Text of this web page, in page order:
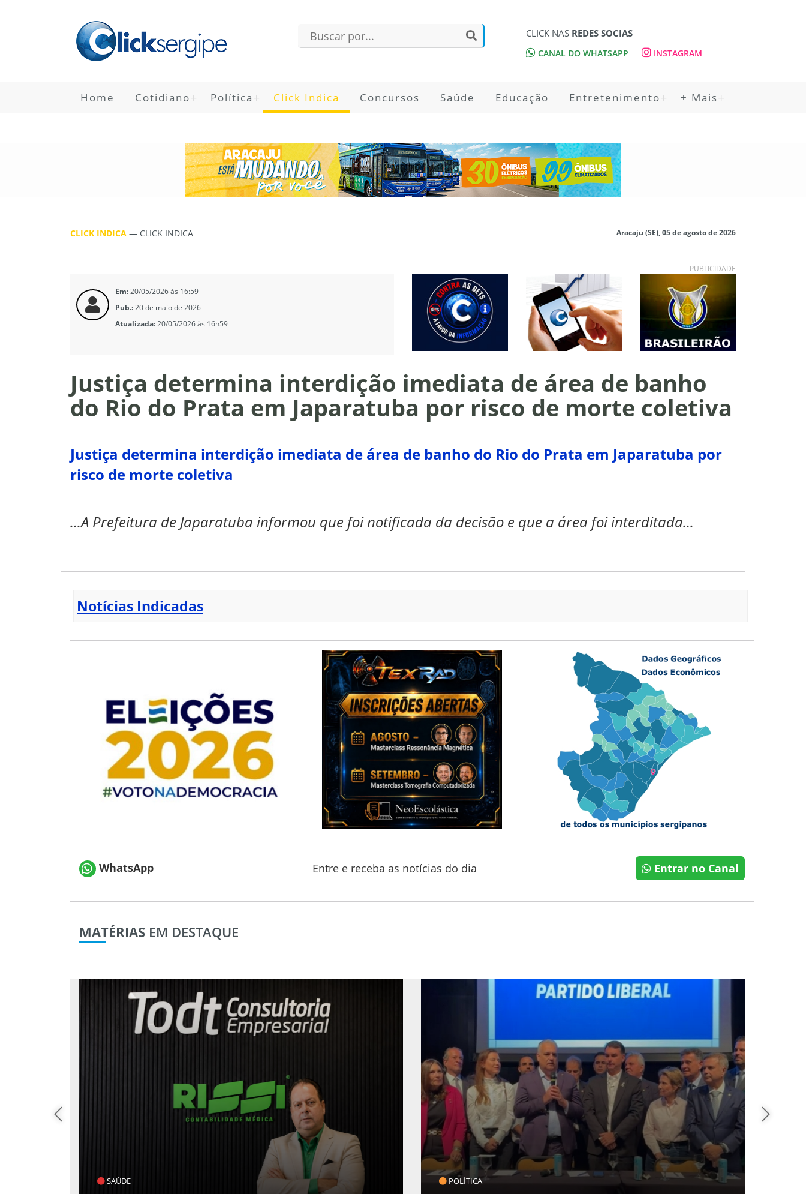
CLICK NAS REDES SOCIAS
CANAL DO WHATSAPP INSTAGRAM
Home Cotidiano Política Click Indica Concursos Saúde Educação Entretenimento + Mais
CLICK INDICA — CLICK INDICA Aracaju (SE), 05 de agosto de 2026
PUBLICIDADE
Em:20/05/2026 às 16:59
Pub.:20 de maio de 2026
Atualizada:20/05/2026 às 16h59
Justiça determina interdição imediata de área de banho
do Rio do Prata em Japaratuba por risco de morte coletiva
Justiça determina interdição imediata de área de banho do Rio do Prata em Japaratuba por
risco de morte coletiva
...A Prefeitura de Japaratuba informou que foi notificada da decisão e que a área foi interditada...
Notícias Indicadas
WhatsApp Entre e receba as notícias do dia Entrar no Canal
MATÉRIAS EM DESTAQUE
SAÚDE POLÍTICA